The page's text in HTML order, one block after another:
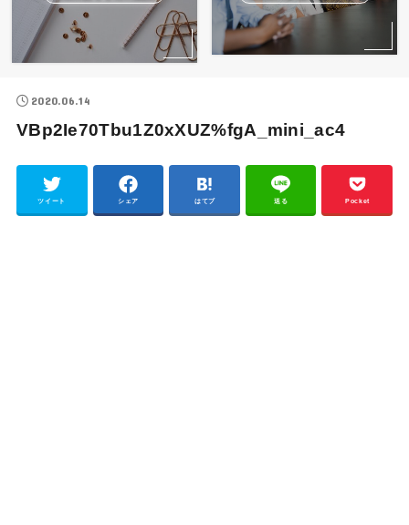
2020.06.14
VBp2Ie70Tbu1Z0xXUZ%fgA_mini_ac4
ツイート シェア はてブ 送る Pocket